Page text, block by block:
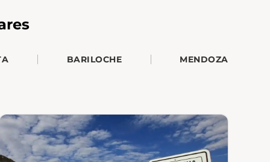
BARILOCHE MENDOZA